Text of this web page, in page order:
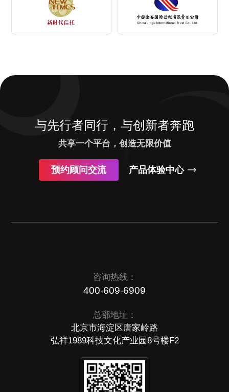
与先行者同行，与创新者奔跑
共享一个平台，创造无限价值
预约顾问交流 产品体验中心
咨询热线：
400-609-6909
总部地址：
北京市海淀区唐家岭路
弘祥1989科技文化产业园8号楼F2